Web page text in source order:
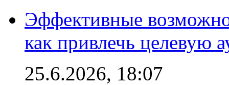
Эффективные
как привлечь целевую
25.6.2026, 18:07